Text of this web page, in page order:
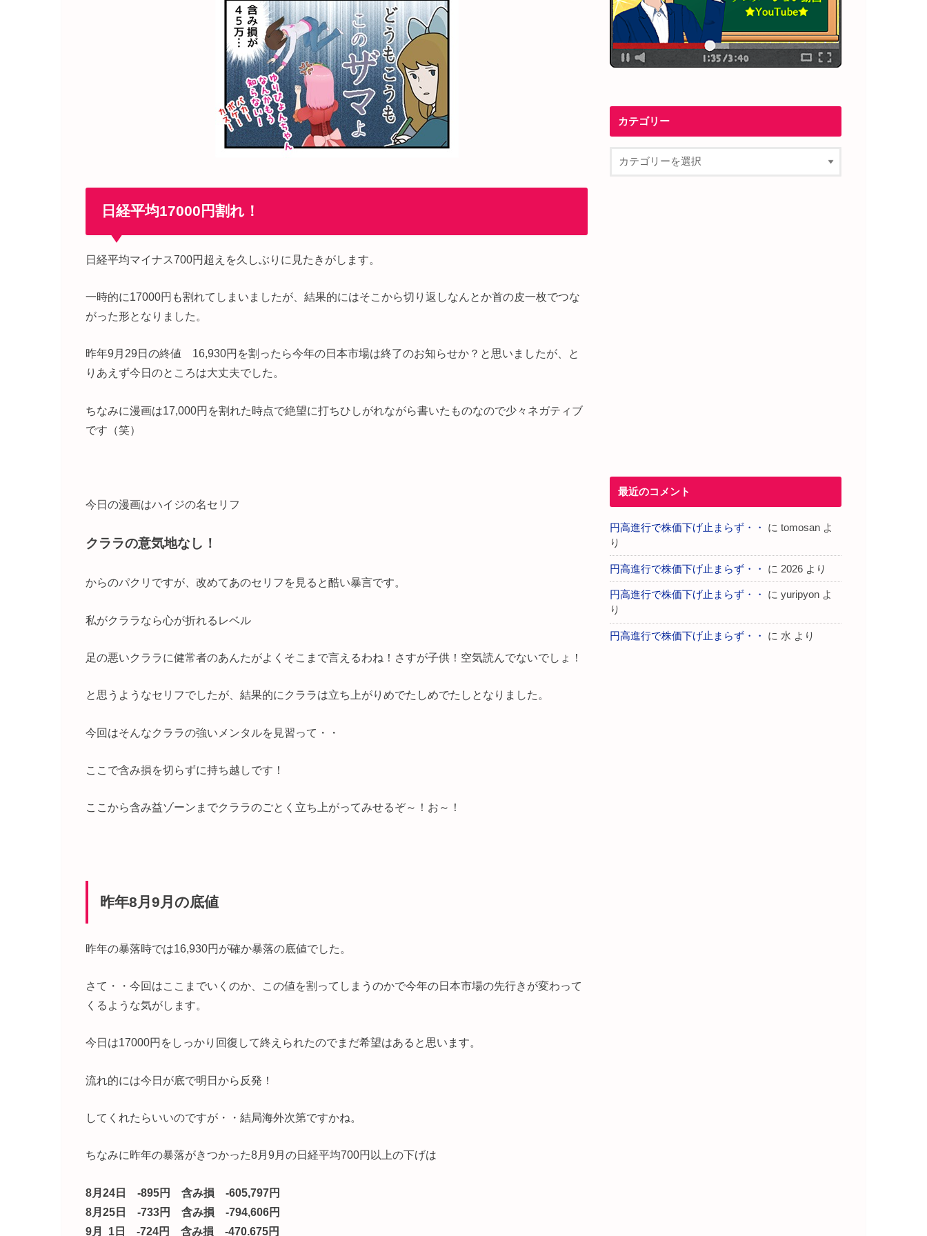
日経平均17000円割れ！
日経平均マイナス700円超えを久しぶりに見たきがします。
一時的に17000円も割れてしまいましたが、結果的にはそこから切り返しなんとか首の皮一枚でつな
がった形となりました。
昨年9月29日の終値 16,930円を割ったら今年の日本市場は終了のお知らせか？と思いましたが、と
りあえず今日のところは大丈夫でした。
ちなみに漫画は17,000円を割れた時点で絶望に打ちひしがれながら書いたものなので少々ネガティブ
です（笑）
今日の漫画はハイジの名セリフ
クララの意気地なし！
からのパクリですが、改めてあのセリフを見ると酷い暴言です。
私がクララなら心が折れるレベル
足の悪いクララに健常者のあんたがよくそこまで言えるわね！さすが子供！空気読んでないでしょ！
と思うようなセリフでしたが、結果的にクララは立ち上がりめでたしめでたしとなりました。
今回はそんなクララの強いメンタルを見習って・・
ここで含み損を切らずに持ち越しです！
ここから含み益ゾーンまでクララのごとく立ち上がってみせるぞ～！お～！
昨年8月9月の底値
昨年の暴落時では16,930円が確か暴落の底値でした。
さて・・今回はここまでいくのか、この値を割ってしまうのかで今年の日本市場の先行きが変わって
くるような気がします。
今日は17000円をしっかり回復して終えられたのでまだ希望はあると思います。
流れ的には今日が底で明日から反発！
してくれたらいいのですが・・結局海外次第ですかね。
ちなみに昨年の暴落がきつかった8月9月の日経平均700円以上の下げは
8月24日 -895円 含み損 -605,797円
8月25日 -733円 含み損 -794,606円
9月 1日 -724円 含み損 -470.675円
カテゴリー
最近のコメント
円高進行で株価下げ止まらず・・ に tomosan よ
り
円高進行で株価下げ止まらず・・ に 2026 より
円高進行で株価下げ止まらず・・ に yuripyon よ
り
円高進行で株価下げ止まらず・・ に 水 より